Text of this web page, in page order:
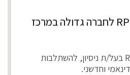
דרושה מפתחת RPG לחברה גדולה במרכז
דרוש/ה מפתח/ת RPG בעל/ת ניסיון, להשתלבות
וחדשני.